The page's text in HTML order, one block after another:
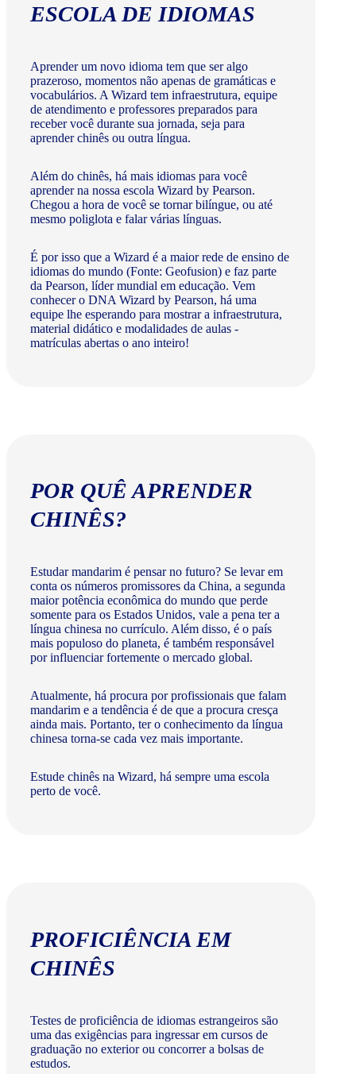
ESCOLA DE IDIOMAS
Aprender um novo idioma tem que ser algo
prazeroso, momentos não apenas de gramáticas e
vocabulários. A Wizard tem infraestrutura, equipe
de atendimento e professores preparados para
receber você durante sua jornada, seja para
aprender chinês ou outra língua.
Além do chinês, há mais idiomas para você
aprender na nossa escola Wizard by Pearson.
Chegou a hora de você se tornar bilíngue, ou até
mesmo poliglota e falar várias línguas.
É por isso que a Wizard é a maior rede de ensino de
idiomas do mundo (Fonte: Geofusion) e faz parte
da Pearson, líder mundial em educação. Vem
conhecer o DNA Wizard by Pearson, há uma
equipe lhe esperando para mostrar a infraestrutura,
material didático e modalidades de aulas -
matrículas abertas o ano inteiro!
POR QUÊ APRENDER
CHINÊS?
Estudar mandarim é pensar no futuro? Se levar em
conta os números promissores da China, a segunda
maior potência econômica do mundo que perde
somente para os Estados Unidos, vale a pena ter a
língua chinesa no currículo. Além disso, é o país
mais populoso do planeta, é também responsável
por influenciar fortemente o mercado global.
Atualmente, há procura por profissionais que falam
mandarim e a tendência é de que a procura cresça
ainda mais. Portanto, ter o conhecimento da língua
chinesa torna-se cada vez mais importante.
Estude chinês na Wizard, há sempre uma escola
perto de você.
PROFICIÊNCIA EM
CHINÊS
Testes de proficiência de idiomas estrangeiros são
uma das exigências para ingressar em cursos de
graduação no exterior ou concorrer a bolsas de
estudos.